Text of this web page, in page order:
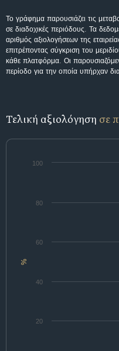
Το γράφημα παρουσιάζει τις
σε διαδοχικές περιόδους. Τα
αριθμός αξιολογήσεων της
επιτρέποντας σύγκριση του
κάθε πλατφόρμα. Οι
περίοδο για την οποία υπήρχαν
Τελική αξιολόγηση σε
%
20
40
60
80
100